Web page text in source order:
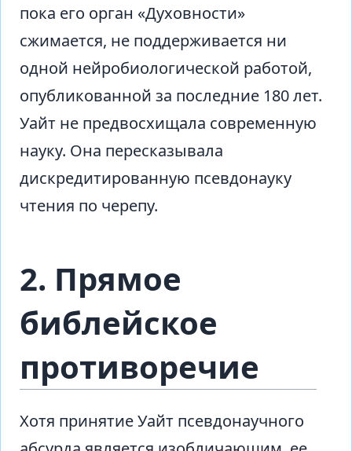
пока его орган «Духовности»
сжимается, не поддерживается ни
одной нейробиологической работой,
опубликованной за последние 180 лет.
Уайт не предвосхищала современную
науку. Она пересказывала
дискредитированную псевдонауку
чтения по черепу.
2. Прямое
библейское
противоречие
Хотя принятие Уайт псевдонаучного